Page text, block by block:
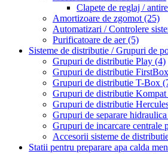
Clapete de reglaj /
Amortizoare de zgomot (25)
Automatizari / Controlere
Purificatoare de aer(5)
Sisteme de distributie / Grupuri de
Grupuri de distributie Play (4)
Grupuri de distributie FirstBox
Grupuri de distributie T-Box
Grupuri de distributie Kompat
Grupuri de distributie
Grupuri de separare
Grupuri de incarcare centrale
Accesorii sisteme de
Statii pentru preparare apa calda